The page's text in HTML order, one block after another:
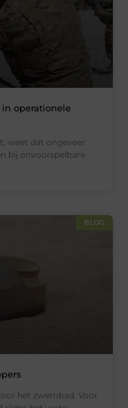
operationele
weet dat ongeveer
bij onvoorspelbare
BLOG
het zwembad. Voor